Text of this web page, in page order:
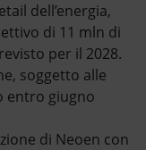
dell’energia,
di 11 mln di
per il 2028.
soggetto alle
entro giugno
di Neoen con